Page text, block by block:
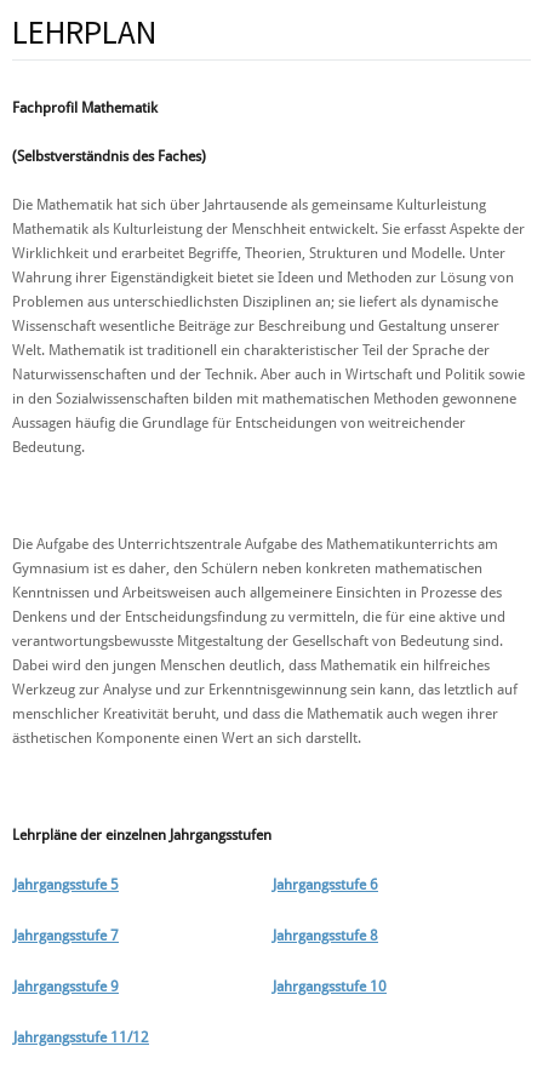
LEHRPLAN
Fachprofil Mathematik
(Selbstverständnis des Faches)
Die Mathematik hat sich über Jahrtausende als gemeinsame Kulturleistung
Mathematik als Kulturleistung der Menschheit entwickelt. Sie erfasst Aspekte der
Wirklichkeit und erarbeitet Begriffe, Theorien, Strukturen und Modelle. Unter
Wahrung ihrer Eigenständigkeit bietet sie Ideen und Methoden zur Lösung von
Problemen aus unterschiedlichsten Disziplinen an; sie liefert als dynamische
Wissenschaft wesentliche Beiträge zur Beschreibung und Gestaltung unserer
Welt. Mathematik ist traditionell ein charakteristischer Teil der Sprache der
Naturwissenschaften und der Technik. Aber auch in Wirtschaft und Politik sowie
in den Sozialwissenschaften bilden mit mathematischen Methoden gewonnene
Aussagen häufig die Grundlage für Entscheidungen von weitreichender
Bedeutung.
Die Aufgabe des Unterrichtszentrale Aufgabe des Mathematikunterrichts am
Gymnasium ist es daher, den Schülern neben konkreten mathematischen
Kenntnissen und Arbeitsweisen auch allgemeinere Einsichten in Prozesse des
Denkens und der Entscheidungsfindung zu vermitteln, die für eine aktive und
verantwortungsbewusste Mitgestaltung der Gesellschaft von Bedeutung sind.
Dabei wird den jungen Menschen deutlich, dass Mathematik ein hilfreiches
Werkzeug zur Analyse und zur Erkenntnisgewinnung sein kann, das letztlich auf
menschlicher Kreativität beruht, und dass die Mathematik auch wegen ihrer
ästhetischen Komponente einen Wert an sich darstellt.
Lehrpläne der einzelnen Jahrgangsstufen
Jahrgangsstufe 5 Jahrgangsstufe 6
Jahrgangsstufe 7 Jahrgangsstufe 8
Jahrgangsstufe 9 Jahrgangsstufe 10
Jahrgangsstufe 11/12